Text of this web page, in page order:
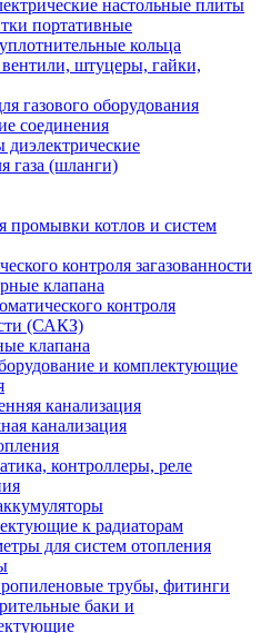
настольные плиты
портативные
кольца
вентили, штуцеры, гайки,
газового оборудования
соединения
газа (шланги)
промывки котлов и систем
контроля загазованности
клапана
контроля
(САКЗ)
клапана
и комплектующие
канализация
канализация
контроллеры, реле
к радиаторам
для систем отопления
трубы, фитинги
баки и